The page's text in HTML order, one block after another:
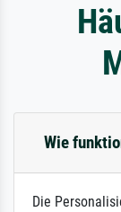
Wie
Die